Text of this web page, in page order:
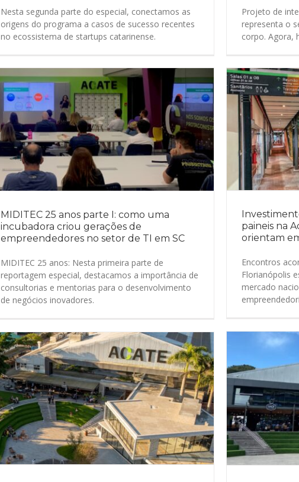
Nesta segunda parte do especial, conectamos as
origens do programa a casos de sucesso recentes
no ecossistema de startups catarinense.
Projeto de
representa o
corpo. Agora,
MIDITEC 25 anos parte I: como uma
incubadora criou gerações de
empreendedores no setor de TI em SC
MIDITEC 25 anos: Nesta primeira parte de
reportagem especial, destacamos a importância de
consultorias e mentorias para o desenvolvimento
de negócios inovadores.
paineis na
orientam
Encontros
Florianópolis
mercado